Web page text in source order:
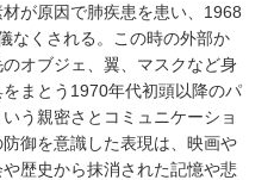
が原因で肺疾患を患い、1968
なくされる。この時の外部か
オブジェ、翼、マスクなど身
まとう1970年代初頭以降のパ
う親密さとコミュニケーショ
御を意識した表現は、映画や
歴史から抹消された記憶や悲